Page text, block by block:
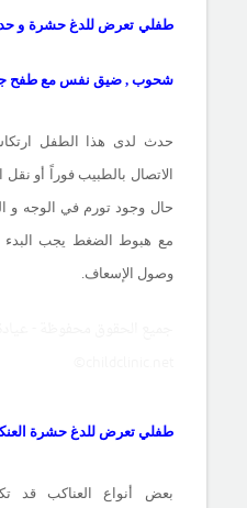
طفلي تعرض للدغ حشرة و
شحوب , ضيق نفس مع طفح
حدث لدى هذا الطفل
الاتصال بالطبيب فوراً أو
حال وجود تورم في الوجه و
مع هبوط الضغط يجب البدء
وصول الإسعاف.
طفلي تعرض للدغ حشرة
بعض أنواع العناكب قد